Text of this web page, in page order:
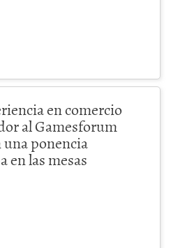
en comercio
al Gamesforum
ponencia
las mesas